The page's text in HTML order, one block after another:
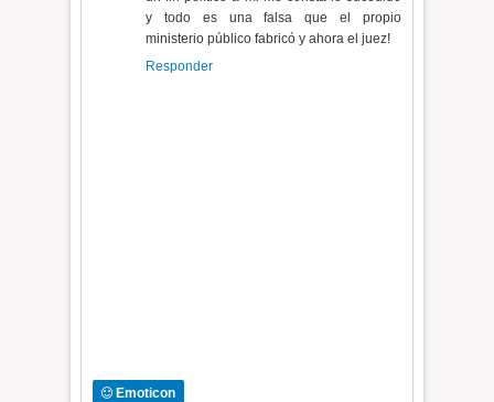
y todo es una falsa que el propio
ministerio público fabricó y ahora el juez!
Responder
Emoticon